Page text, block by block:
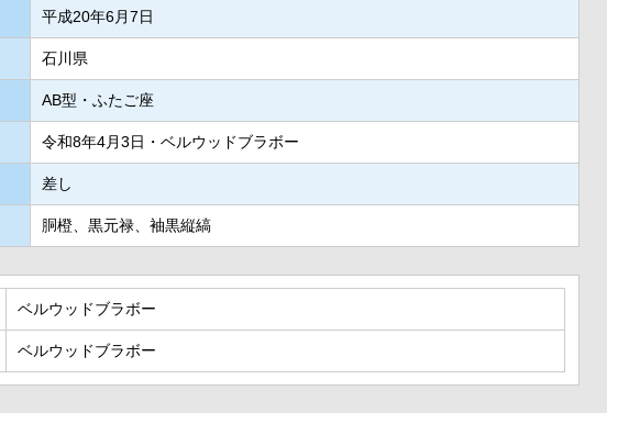
平成20年6月7日
石川県
AB型・ふたご座
令和8年4月3日・ベルウッドブラボー
差し
胴橙、黒元禄、袖黒縦縞
ベルウッドブラボー
ベルウッドブラボー